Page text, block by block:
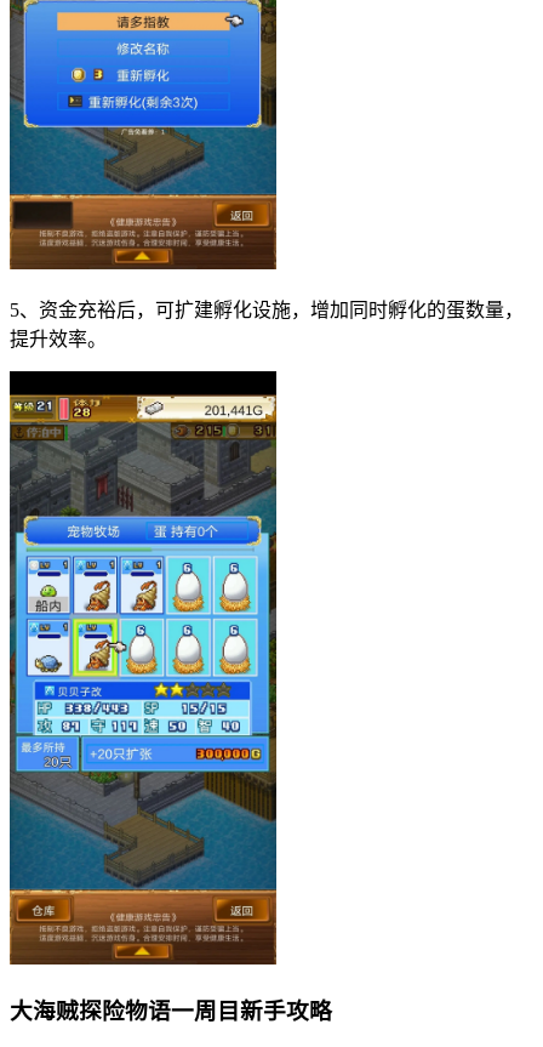
5、资金充裕后，可扩建孵化设施，增加同时孵化的蛋数量，
提升效率。
大海贼探险物语一周目新手攻略